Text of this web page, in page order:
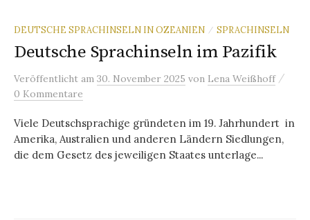
DEUTSCHE SPRACHINSELN IN OZEANIEN / SPRACHINSELN
Deutsche Sprachinseln im Pazifik
Veröffentlicht am 30. November 2025 von Lena Weißhoff /
0 Kommentare
Viele Deutschsprachige gründeten im 19. Jahrhundert in
Amerika, Australien und anderen Ländern Siedlungen,
die dem Gesetz des jeweiligen Staates unterlage...